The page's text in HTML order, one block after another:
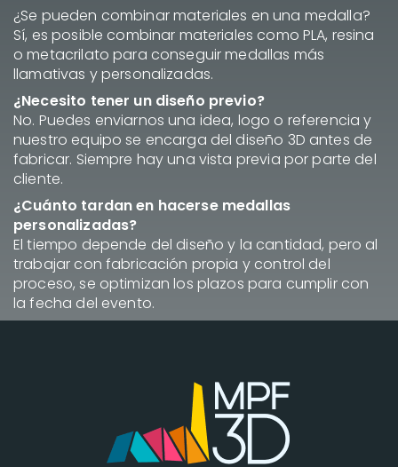
¿Se pueden combinar materiales en una medalla?
Sí, es posible combinar materiales como PLA, resina
o metacrilato para conseguir medallas más
llamativas y personalizadas.
¿Necesito tener un diseño previo?
No. Puedes enviarnos una idea, logo o referencia y
nuestro equipo se encarga del diseño 3D antes de
fabricar. Siempre hay una vista previa por parte del
cliente.
¿Cuánto tardan en hacerse medallas
personalizadas?
El tiempo depende del diseño y la cantidad, pero al
trabajar con fabricación propia y control del
proceso, se optimizan los plazos para cumplir con
la fecha del evento.